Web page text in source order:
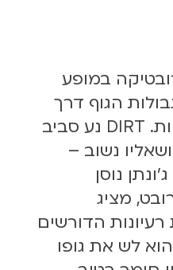
במופע
הגוף דרך
חקירת מושג האלוהות. DIRT נע סביב
נשוב –
נוסן
מציג
הדורשים
לש את גופו